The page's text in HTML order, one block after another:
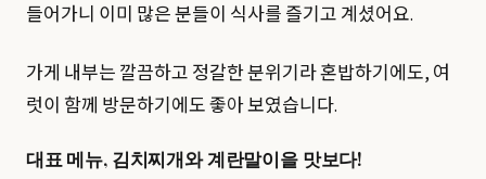
들어가니 이미 많은 분들이 식사를 즐기고 계셨어요.
가게 내부는 깔끔하고 정갈한 분위기라 혼밥하기에도, 여
럿이 함께 방문하기에도 좋아 보였습니다.
대표 메뉴, 김치찌개와 계란말이을 맛보다!